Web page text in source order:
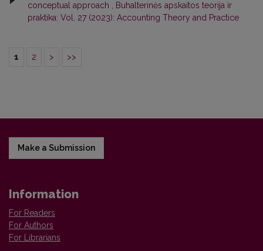
conceptual approach , Buhalterinės apskaitos teorija ir
praktika: Vol. 27 (2023): Accounting Theory and Practice
1 2 > >>
Make a Submission
Information
For Readers
For Authors
For Librarians